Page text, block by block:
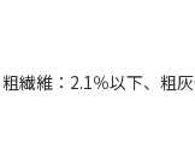
繊維：2.1％以下、粗